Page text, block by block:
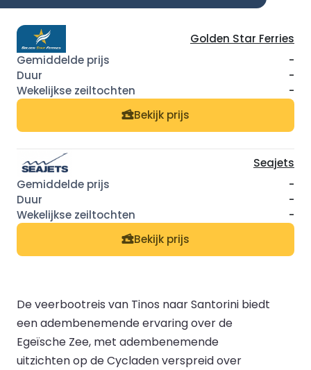
Golden Star Ferries
-
-
-
Bekijk prijs
Seajets
-
-
-
Bekijk prijs
De veerbootreis van Tinos naar Santorini biedt
een adembenemende ervaring over de
Egeïsche Zee, met adembenemende
uitzichten op de Cycladen verspreid over